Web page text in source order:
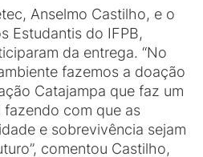
Anselmo Castilho, e o
Estudantis do IFPB,
da entrega. “No
fazemos a doação
Catajampa que faz um
com que as
e sobrevivência sejam
comentou Castilho,